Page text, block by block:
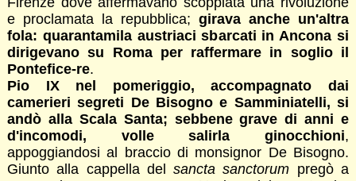
e proclamata la repubblica;girava anche un'altra
fola: quarantamila austriaci sbarcati in Ancona si
dirigevano su Roma per raffermare in soglio il
Pontefice-re.
Pio IX nel pomeriggio, accompagnato dai
camerieri segreti De Bisogno e Samminiatelli, si
andò alla Scala Santa; sebbene grave di anni e
d'incomodi, volle salirla ginocchioni,
appoggiandosi al braccio di monsignor De Bisogno.
Giunto alla cappella delsancta sanctorum pregò a